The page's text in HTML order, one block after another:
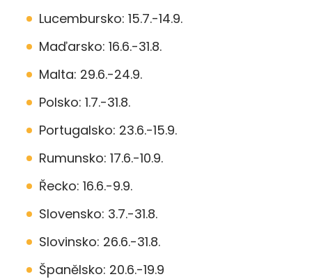
Lucembursko: 15.7.-14.9.
Maďarsko: 16.6.-31.8.
Malta: 29.6.-24.9.
Polsko: 1.7.-31.8.
Portugalsko: 23.6.-15.9.
Rumunsko: 17.6.-10.9.
Řecko: 16.6.-9.9.
Slovensko: 3.7.-31.8.
Slovinsko: 26.6.-31.8.
Španělsko: 20.6.-19.9